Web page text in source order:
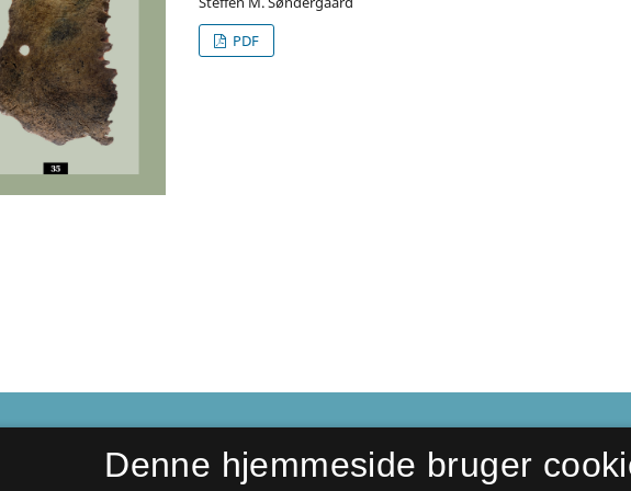
PDF
Denne hjemmeside bruger